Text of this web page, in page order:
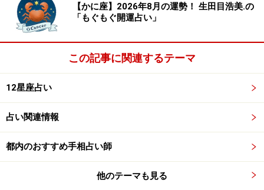
テ
おひつじ座さん（3月21日～4月19日生ま
れ）の幸せのカルテ
誰かを好きになりたい、愛のために生きたい、そんな思
いが高まります。
恋愛映画やドラマを見たり、ラブソングを聞いたりする
【かに座】2026年8月の運勢！ 生田目浩美.の
「もぐもぐ開運占い」
この記事に関連するテーマ
12星座占い
占い関連情報
都内のおすすめ手相占い師
他のテーマも見る